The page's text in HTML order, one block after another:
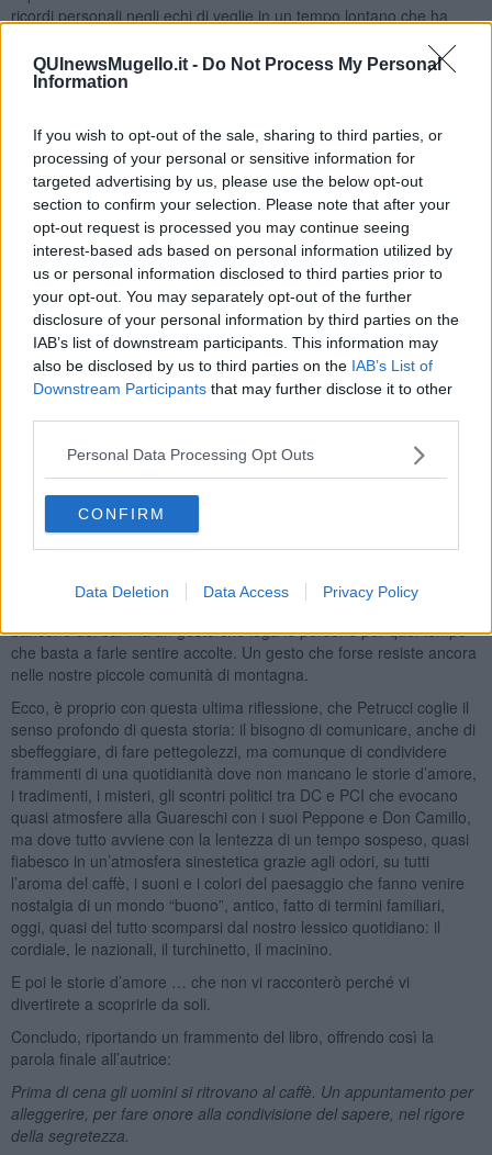
QUInewsMugello.it - Do Not Process My Personal
Information
If you wish to opt-out of the sale, sharing to third parties, or
processing of your personal or sensitive information for
targeted advertising by us, please use the below opt-out
section to confirm your selection. Please note that after your
opt-out request is processed you may continue seeing
interest-based ads based on personal information utilized by
us or personal information disclosed to third parties prior to
your opt-out. You may separately opt-out of the further
disclosure of your personal information by third parties on the
IAB’s list of downstream participants. This information may
also be disclosed by us to third parties on the IAB’s List of
Downstream Participants that may further disclose it to other
Personal Data Processing Opt Outs
CONFIRM
Data Deletion Data Access Privacy Policy
ricordi personali negli echi di veglie in un tempo lontano che ha
pagine del libro, ci si trova lì a giocare a ramino, a risuolare
scarponi o al circolo politico. Il lettore si trova ad associare i
abitante della montagna potrebbe aver conosciuto. Così la mente
bussa al cuore che, di rimando, come in un cerchio, riporta in
superficie volti conosciuti e aneddoti divenuti nel tempo eredità
comune di un’intera comunità. La condivisione di un passato,
seppure semplice, in cui ciascuno riconosce le sue radici identitarie,
acuisce il senso di appartenenza ad un luogo e ad un gruppo di
persone che, proprio in virtù di quel patrimonio comune di ricordi e
abitudini, vengono percepite come affini. Da questa associazione
tra le pagine del libro e il riconoscimento della propria
appartenenza a quel che è derivato da quel mondo, nasce un
sentimento di tenerezza.
A dispetto della durezza della vita nel dopoguerra e delle ferite
lasciate dal conflitto quello che emerge dal racconto è l’ attenzione
delle persone per il proprio prossimo, nei piccoli gesti che le
economie familiari potevano concedere, in un piatto di farinata di
cavolo, in una fetta di crostata, in un’immancabile bicchierino di
mancare per accompagnare e sottolineare veglie allegre, lenire un
poco ricordi dolorosi o sancire decisioni importanti. Il caffè come
rimedio ancora più buono dopo aver assaporato il caffè finto, di
“Il caffè buono del dopoguerra “non è la tazzina presa al volo al
bancone del bar ma un gesto che lega le persone per quel tempo
che basta a farle sentire accolte. Un gesto che forse resiste ancora
nelle nostre piccole comunità di montagna.
Ecco, è proprio con questa ultima riflessione, che Petrucci coglie il
senso profondo di questa storia: il bisogno di comunicare, anche di
sbeffeggiare, di fare pettegolezzi, ma comunque di condividere
frammenti di una quotidianità dove non mancano le storie d’amore,
i tradimenti, i misteri, gli scontri politici tra DC e PCI che evocano
quasi atmosfere alla Guareschi con i suoi Peppone e Don Camillo,
ma dove tutto avviene con la lentezza di un tempo sospeso, quasi
fiabesco in un’atmosfera sinestetica grazie agli odori, su tutti
l’aroma del caffè, i suoni e i colori del paesaggio che fanno venire
nostalgia di un mondo “buono”, antico, fatto di termini familiari,
oggi, quasi del tutto scomparsi dal nostro lessico quotidiano: il
cordiale, le nazionali, il turchinetto, il macinino.
E poi le storie d’amore … che non vi racconterò perché vi
divertirete a scoprirle da soli.
Concludo, riportando un frammento del libro, offrendo così la
parola finale all’autrice:
Prima di cena gli uomini si ritrovano al caffè. Un appuntamento per
alleggerire, per fare onore alla condivisione del sapere, nel rigore
della segretezza.